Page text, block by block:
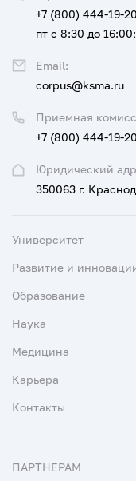
Юридический
350063 г.
Приемная
+7 (800) 444-19-
+7 (800) 444-19-20
пт с 8:30 до
Email:
corpus@ksma.ru
Университет
Развитие и
Образование
Наука
Медицина
Карьера
Контакты
ПАРТНЕРАМ